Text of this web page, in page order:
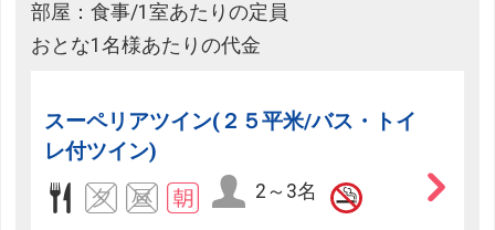
部屋：食事/1室あたりの定員
おとな1名様あたりの代金
スーペリアツイン(２５平米/バス・トイ
レ付ツイン)
2～3名